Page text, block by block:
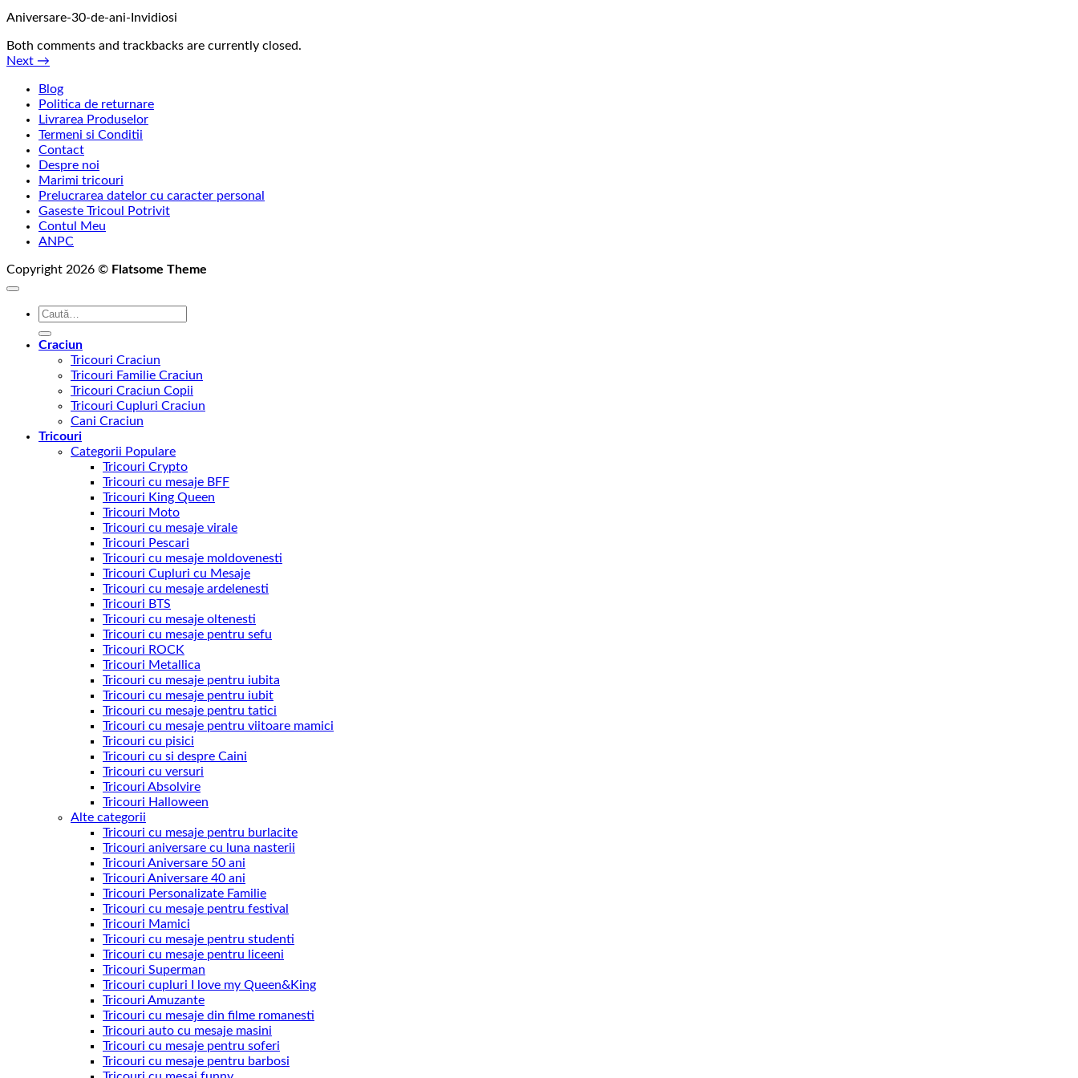
Aniversare-30-de-ani-Invidiosi
Both comments and trackbacks are currently closed.
Next →
Blog
Politica de returnare
Livrarea Produselor
Termeni si Conditii
Contact
Despre noi
Marimi tricouri
Prelucrarea datelor cu caracter personal
Gaseste Tricoul Potrivit
Contul Meu
ANPC
Copyright 2026 © Flatsome Theme
Caută
Craciun
Tricouri Craciun
Tricouri Familie Craciun
Tricouri Craciun Copii
Tricouri Cupluri Craciun
Cani Craciun
Tricouri
Categorii Populare
Tricouri Crypto
Tricouri cu mesaje BFF
Tricouri King Queen
Tricouri Moto
Tricouri cu mesaje virale
Tricouri Pescari
Tricouri cu mesaje moldovenesti
Tricouri Cupluri cu Mesaje
Tricouri cu mesaje ardelenesti
Tricouri BTS
Tricouri cu mesaje oltenesti
Tricouri cu mesaje pentru sefu
Tricouri ROCK
Tricouri Metallica
Tricouri cu mesaje pentru iubita
Tricouri cu mesaje pentru iubit
Tricouri cu mesaje pentru tatici
Tricouri cu mesaje pentru viitoare mamici
Tricouri cu pisici
Tricouri cu si despre Caini
Tricouri cu versuri
Tricouri Absolvire
Tricouri Halloween
Alte categorii
Tricouri cu mesaje pentru burlacite
Tricouri aniversare cu luna nasterii
Tricouri Aniversare 50 ani
Tricouri Aniversare 40 ani
Tricouri Personalizate Familie
Tricouri cu mesaje pentru festival
Tricouri Mamici
Tricouri cu mesaje pentru studenti
Tricouri cu mesaje pentru liceeni
Tricouri Superman
Tricouri cupluri I love my Queen&King
Tricouri Amuzante
Tricouri cu mesaje din filme romanesti
Tricouri auto cu mesaje masini
Tricouri cu mesaje pentru soferi
Tricouri cu mesaje pentru barbosi